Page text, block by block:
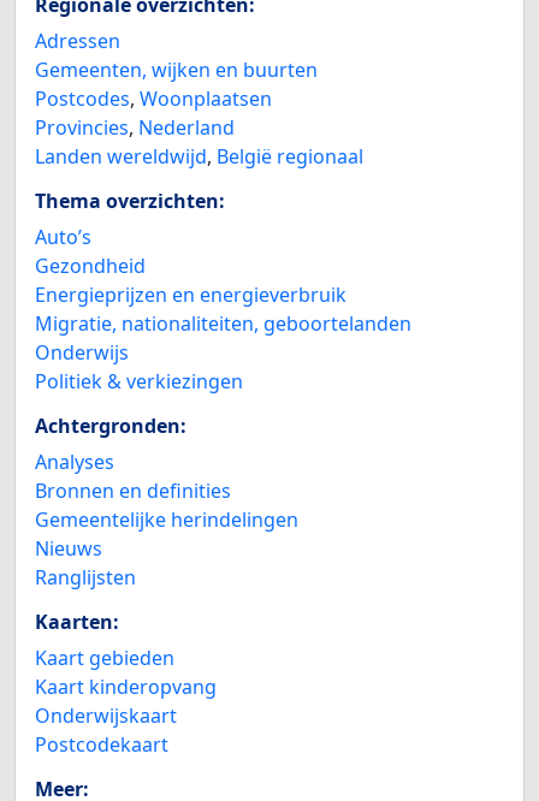
Adressen
Gemeenten, wijken en buurten
Postcodes, Woonplaatsen
Provincies, Nederland
Landen wereldwijd, België regionaal
Thema overzichten:
Auto’s
Gezondheid
Energieprijzen en energieverbruik
Migratie, nationaliteiten, geboortelanden
Onderwijs
Politiek & verkiezingen
Achtergronden:
Analyses
Bronnen en definities
Gemeentelijke herindelingen
Nieuws
Ranglijsten
Kaarten:
Kaart gebieden
Kaart kinderopvang
Onderwijskaart
Postcodekaart
Meer: